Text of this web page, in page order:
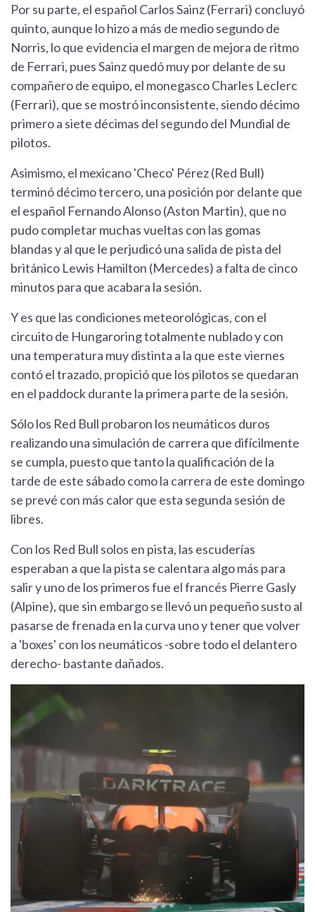
Por su parte, el español Carlos Sainz (Ferrari) concluyó
quinto, aunque lo hizo a más de medio segundo de
Norris, lo que evidencia el margen de mejora de ritmo
de Ferrari, pues Sainz quedó muy por delante de su
compañero de equipo, el monegasco Charles Leclerc
(Ferrari), que se mostró inconsistente, siendo décimo
primero a siete décimas del segundo del Mundial de
pilotos.
Asimismo, el mexicano 'Checo' Pérez (Red Bull)
terminó décimo tercero, una posición por delante que
el español Fernando Alonso (Aston Martin), que no
pudo completar muchas vueltas con las gomas
blandas y al que le perjudicó una salida de pista del
británico Lewis Hamilton (Mercedes) a falta de cinco
minutos para que acabara la sesión.
Y es que las condiciones meteorológicas, con el
circuito de Hungaroring totalmente nublado y con
una temperatura muy distinta a la que este viernes
contó el trazado, propició que los pilotos se quedaran
en el paddock durante la primera parte de la sesión.
Sólo los Red Bull probaron los neumáticos duros
realizando una simulación de carrera que difícilmente
se cumpla, puesto que tanto la qualificación de la
tarde de este sábado como la carrera de este domingo
se prevé con más calor que esta segunda sesión de
libres.
Con los Red Bull solos en pista, las escuderías
esperaban a que la pista se calentara algo más para
salir y uno de los primeros fue el francés Pierre Gasly
(Alpine), que sin embargo se llevó un pequeño susto al
pasarse de frenada en la curva uno y tener que volver
a 'boxes' con los neumáticos -sobre todo el delantero
derecho- bastante dañados.